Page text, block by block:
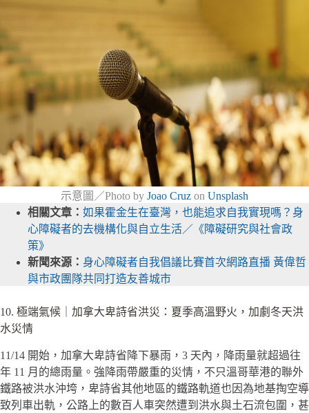
示意圖／Photo by Joao Cruz on Unsplash
相關文章： 如果霍金生在臺灣，也能追求自我實現嗎？身
心障礙者的去機構化與自立生活／《障礙研究與社會政
策》
新聞來源： 身心障礙者自我倡議比賽首次網路直播 黃偉哲
與市政團隊共同打造友善城市
10. 極端氣候｜加拿大卑詩省洪災：夏季高溫野火，加劇冬天洪
水災情
11/14 開始，加拿大卑詩省降下暴雨，3 天內，降雨量就超過往
年 11 月的總雨量。強降雨帶嚴重的災情，不只溫哥華港的聯外
鐵路被洪水沖垮，卑詩省其他地區的鐵路軌道也因為地基掏空導
致列車出軌，公路上的數百人車突然遭到洪水與土石流包圍，甚